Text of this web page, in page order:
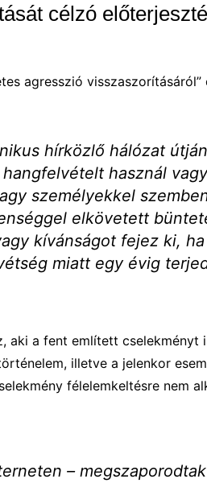
célzó
agresszió visszaszorításáról”
hírközlő hálózat
használ
személyekkel
elkövetett
kívánságot fejez ki,
miatt egy évig
aki a fent említett cselekményt
illetve a jelenkor
félelemkeltésre nem
–